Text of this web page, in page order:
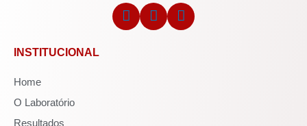
INSTITUCIONAL
Home
O Laboratório
Resultados